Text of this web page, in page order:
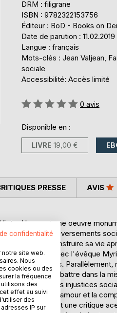
DRM : filigrane
ISBN : 9782322153756
Éditeur : BoD - Books on
Date de parution : 11.02.2019
Langue : français
Mots-clés : Jean Valjean,
sociale
Accessibilité: Accès limité
Évaluation:
0 avis
Disponible en :
LIVRE 19,00 €
Hugo est une oeuvre
par les bouleversements
tente de reconstruire sa vie
Sa rencontre avec l'évêque
son parcours. Parallèlement,
de se débattre dans la
sensibilité les injustices
la rédemption, l'amour et la
offrant une critique
PRESSE AVIS
confidentialité
site web.
Nous
cookies ou des
la fréquence
des
effet au suivi
des
IP sur